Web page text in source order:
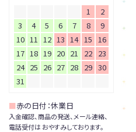
1
2
3
4 5 6 7 8
9
10 11 12 13 14 15
16
17 18 19 20 21 22 23
24 25 26 27 28 29 30
31
■赤の日付：休業日
入金確認、商品の発送、メール連絡、
電話受付は おやすみしております。